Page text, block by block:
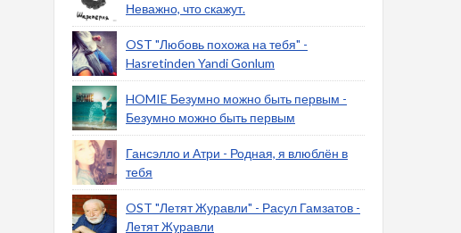
Неважно, что скажут.
OST "Любовь похожа на тебя" -
Hasretinden Yandi Gonlum
HOMIE Безумно можно быть первым -
Безумно можно быть первым
Гансэлло и Атри - Родная, я влюблён в
тебя
OST "Летят Журавли" - Расул Гамзатов -
Летят Журавли